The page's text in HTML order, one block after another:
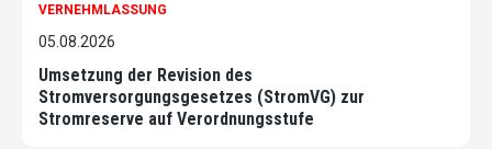
VERNEHMLASSUNG
05.08.2026
Umsetzung der Revision des
Stromversorgungsgesetzes (StromVG) zur
Stromreserve auf Verordnungsstufe